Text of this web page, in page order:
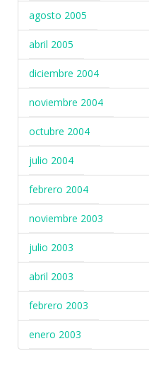
agosto 2005
abril 2005
diciembre 2004
noviembre 2004
octubre 2004
julio 2004
febrero 2004
noviembre 2003
julio 2003
abril 2003
febrero 2003
enero 2003